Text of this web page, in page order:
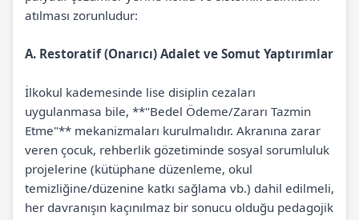
atılması zorunludur:
A. Restoratif (Onarıcı) Adalet ve Somut Yaptırımlar
İlkokul kademesinde lise disiplin cezaları
uygulanmasa bile, **"Bedel Ödeme/Zararı Tazmin
Etme"** mekanizmaları kurulmalıdır. Akranına zarar
veren çocuk, rehberlik gözetiminde sosyal sorumluluk
projelerine (kütüphane düzenleme, okul
temizliğine/düzenine katkı sağlama vb.) dahil edilmeli,
her davranışın kaçınılmaz bir sonucu olduğu pedagojik